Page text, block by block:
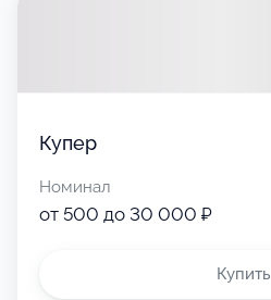
Купер
Номинал
от 500 до 30 000 ₽
Купить